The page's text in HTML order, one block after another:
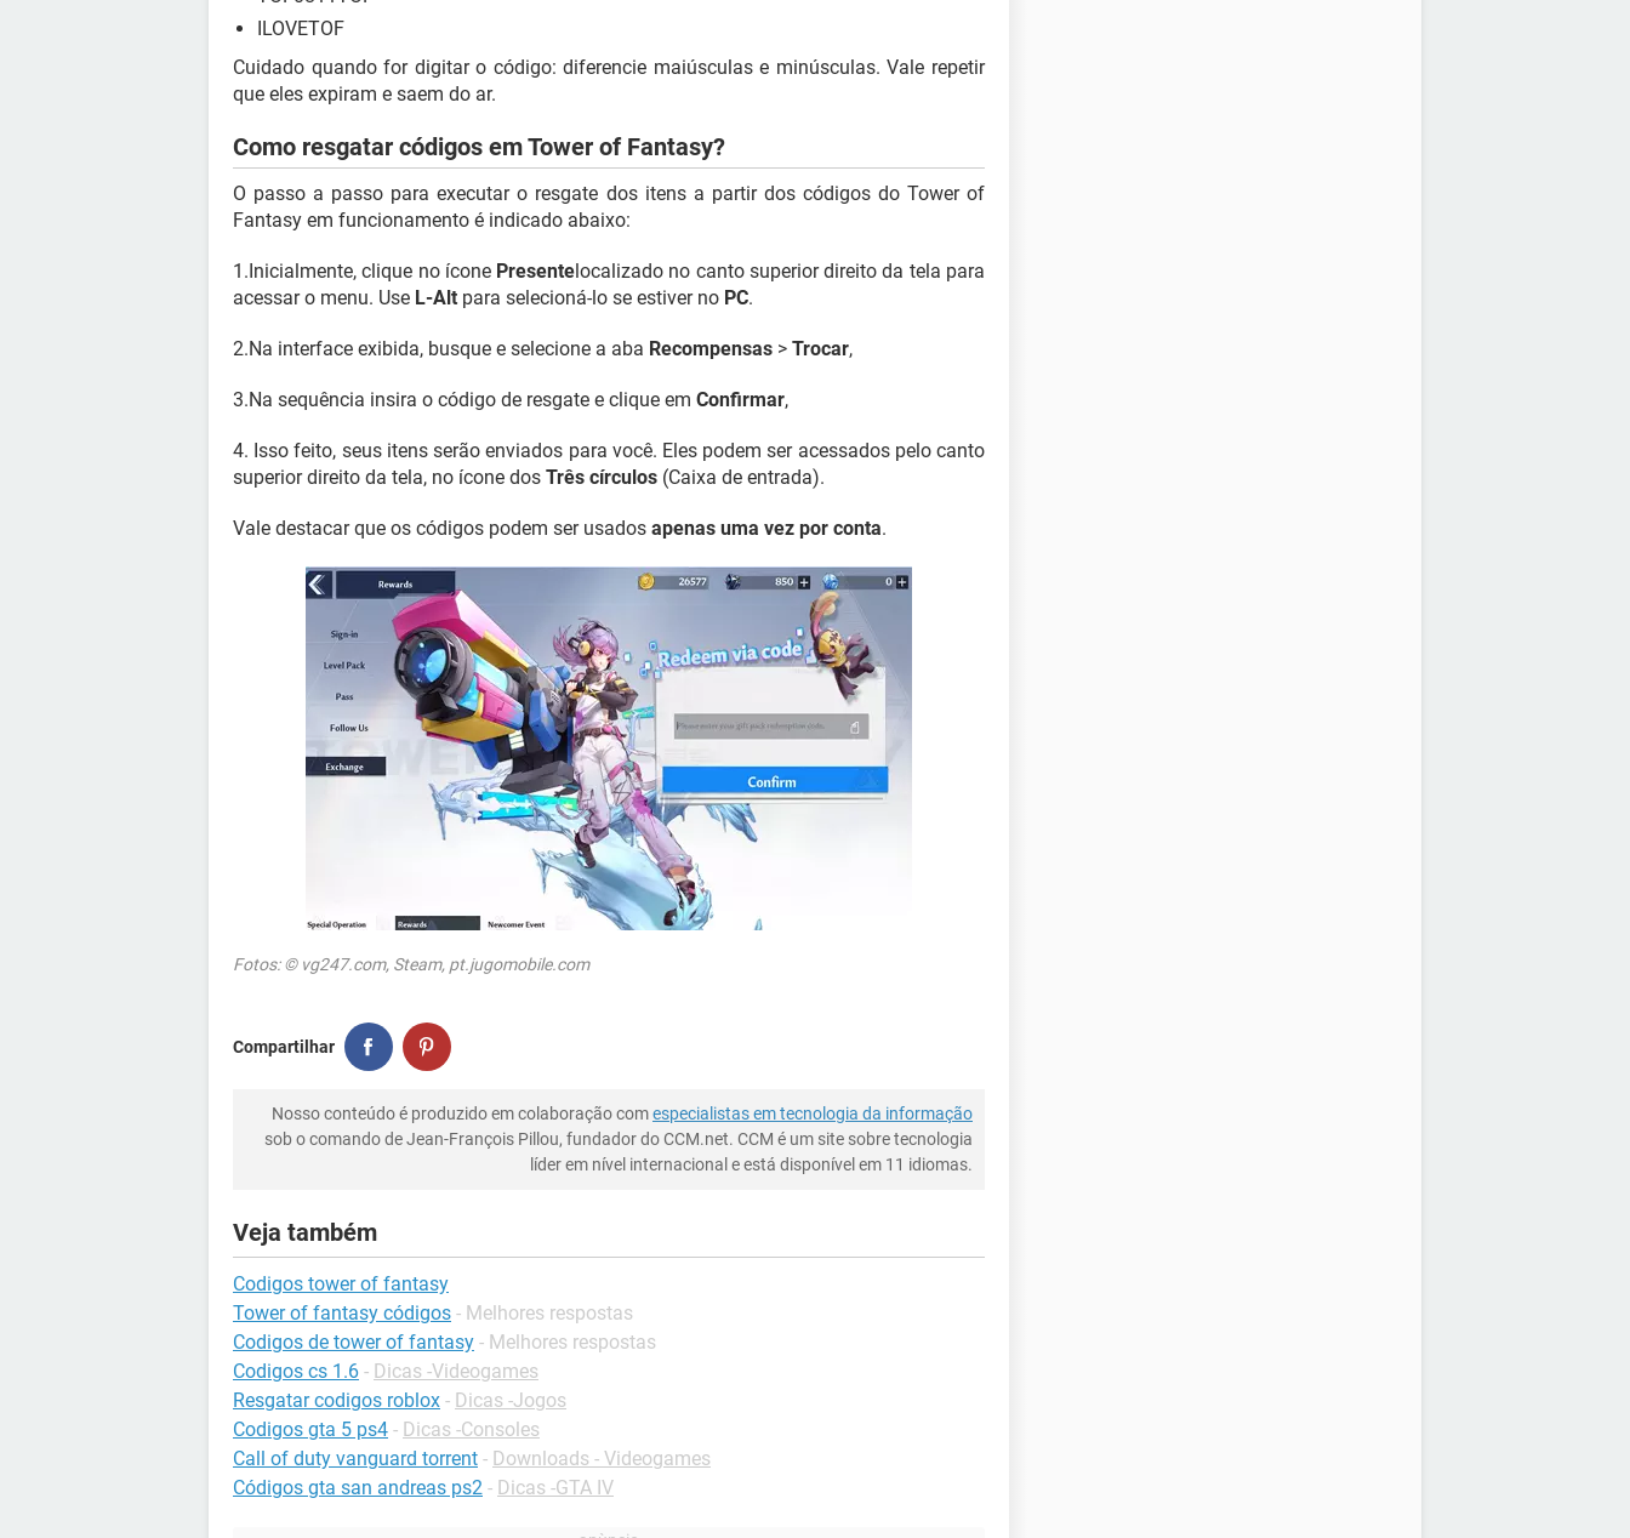
ILOVETOF
Cuidado quando for digitar o código: diferencie maiúsculas e minúsculas. Vale repetir
que eles expiram e saem do ar.
Como resgatar códigos em Tower of Fantasy?
O passo a passo para executar o resgate dos itens a partir dos códigos do Tower of
Fantasy em funcionamento é indicado abaixo:
1.Inicialmente, clique no ícone Presentelocalizado no canto superior direito da tela para
acessar o menu. Use L-Alt para selecioná-lo se estiver no PC.
2.Na interface exibida, busque e selecione a aba Recompensas > Trocar,
3.Na sequência insira o código de resgate e clique em Confirmar,
4. Isso feito, seus itens serão enviados para você. Eles podem ser acessados pelo canto
superior direito da tela, no ícone dos Três círculos (Caixa de entrada).
Vale destacar que os códigos podem ser usados apenas uma vez por conta.
Fotos: © vg247.com, Steam, pt.jugomobile.com
Compartilhar
Nosso conteúdo é produzido em colaboração comespecialistas em tecnologia da informação
sob o comando de Jean-François Pillou, fundador do CCM.net. CCM é um site sobre tecnologia
líder em nível internacional e está disponível em 11 idiomas.
Veja também
Codigos tower of fantasy
Tower of fantasy códigos - Melhores respostas
Codigos de tower of fantasy - Melhores respostas
Codigos cs 1.6 - Dicas -Videogames
Resgatar codigos roblox - Dicas -Jogos
Codigos gta 5 ps4 - Dicas -Consoles
Call of duty vanguard torrent - Downloads - Videogames
Códigos gta san andreas ps2 - Dicas -GTA IV